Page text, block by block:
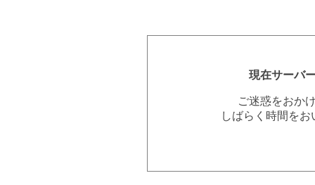
現在サーバ
ご迷惑をおか
しばらく時間を